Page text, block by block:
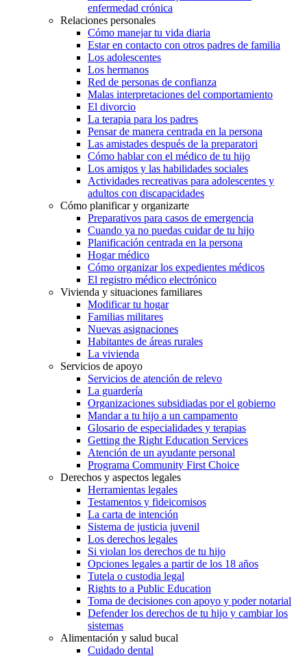
enfermedad crónica
Relaciones personales
Cómo manejar tu vida diaria
Estar en contacto con otros padres de familia
Los adolescentes
Los hermanos
Red de personas de confianza
Malas interpretaciones del comportamiento
El divorcio
La terapia para los padres
Pensar de manera centrada en la persona
Las amistades después de la preparatori
Cómo hablar con el médico de tu hijo
Los amigos y las habilidades sociales
Actividades recreativas para adolescentes y
adultos con discapacidades
Cómo planificar y organizarte
Preparativos para casos de emergencia
Cuando ya no puedas cuidar de tu hijo
Planificación centrada en la persona
Hogar médico
Cómo organizar los expedientes médicos
El registro médico electrónico
Vivienda y situaciones familiares
Modificar tu hogar
Familias militares
Nuevas asignaciones
Habitantes de áreas rurales
La vivienda
Servicios de apoyo
Servicios de atención de relevo
La guardería
Organizaciones subsidiadas por el gobierno
Mandar a tu hijo a un campamento
Glosario de especialidades y terapias
Getting the Right Education Services
Atención de un ayudante personal
Programa Community First Choice
Derechos y aspectos legales
Herramientas legales
Testamentos y fideicomisos
La carta de intención
Sistema de justicia juvenil
Los derechos legales
Si violan los derechos de tu hijo
Opciones legales a partir de los 18 años
Tutela o custodia legal
Rights to a Public Education
Toma de decisiones con apoyo y poder notarial
Defender los derechos de tu hijo y cambiar los
sistemas
Alimentación y salud bucal
Cuidado dental